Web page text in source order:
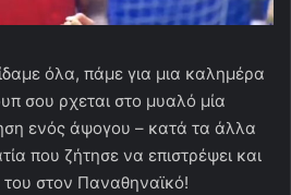
όλα, πάμε για μια καλημέρα
σου ρχεται στο μυαλό μία
ενός άψογου – κατά τα άλλα
που ζήτησε να επιστρέψει και
του στον Παναθηναϊκό!